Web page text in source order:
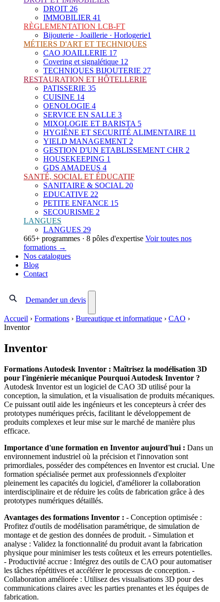
DROIT 26
IMMOBILIER 41
RÈGLEMENTATION LCB-FT
Bijouterie · Joaillerie · Horlogerie1
MÉTIERS D'ART ET TECHNIQUES
CAO JOAILLERIE 17
Covering et signalétique 12
TECHNIQUES BIJOUTERIE 27
RESTAURATION ET HÔTELLERIE
PATISSERIE 35
CUISINE 14
OENOLOGIE 4
SERVICE EN SALLE 3
MIXOLOGIE ET BARISTA 5
HYGIÈNE ET SECURITÉ ALIMENTAIRE 11
YIELD MANAGEMENT 2
GESTION D'UN ETABLISSEMENT CHR 2
HOUSEKEEPING 1
GDS AMADEUS 4
SANTÉ, SOCIAL ET ÉDUCATIF
SANITAIRE & SOCIAL 20
EDUCATIVE 22
PETITE ENFANCE 15
SECOURISME 2
LANGUES
LANGUES 29
665+ programmes · 8 pôles d'expertise Voir toutes nos
formations →
Nos catalogues
Blog
Contact
Demander un devis
Accueil › Formations › Bureautique et informatique › CAO ›
Inventor
Inventor
Formations Autodesk Inventor : Maîtrisez la modélisation 3D
pour l'ingénierie mécanique Pourquoi Autodesk Inventor ?
Autodesk Inventor est un logiciel de CAO 3D utilisé pour la
conception, la simulation, et la visualisation de produits mécaniques.
Ce puissant outil aide les ingénieurs et les concepteurs à créer des
prototypes numériques précis, facilitant le développement de
produits complexes et leur mise sur le marché de manière plus
efficace.
Importance d'une formation en Inventor aujourd'hui : Dans un
environnement industriel où la précision et l'innovation sont
primordiales, posséder des compétences en Inventor est crucial. Une
formation spécialisée permet aux professionnels d'exploiter
pleinement les capacités du logiciel, d'améliorer la collaboration
interdisciplinaire et de réduire les coûts de fabrication grâce à des
prototypes numériques détaillés.
Avantages des formations Inventor : - Conception optimisée :
Profitez d'outils de modélisation paramétrique, de simulation de
montage et de gestion des données de produit. - Simulation et
analyse : Validez la fonctionnalité du produit avant la fabrication
physique pour minimiser les tests coûteux et les erreurs potentielles.
- Productivité accrue : Intégrez des outils de CAO pour automatiser
les tâches répétitives et accélérer le processus de conception. -
Collaboration améliorée : Utilisez des visualisations 3D pour des
communications claires avec les parties prenantes et les équipes de
fabrication.